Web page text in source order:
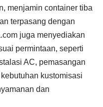
menjamin container tiba
terpasang dengan
juga menyediakan
permintaan, seperti
AC, pemasangan
kustomisasi
dan